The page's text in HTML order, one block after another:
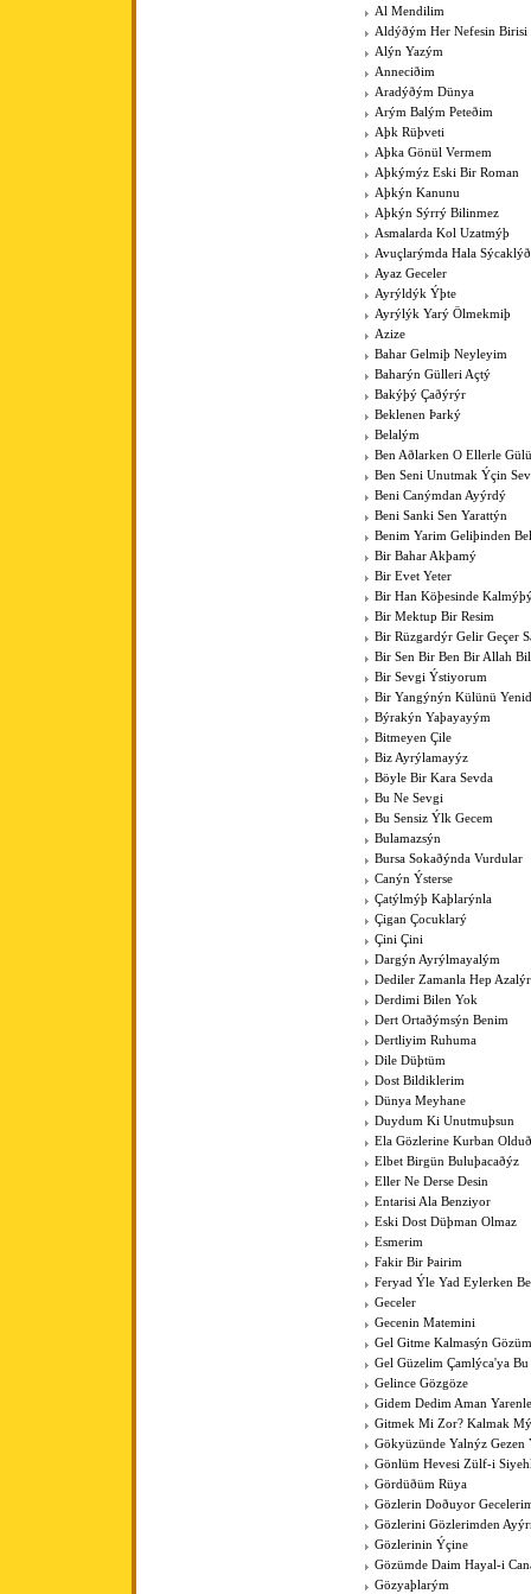
Al Mendilim
Aldýðým Her Nefesin Birisi
Alýn Yazým
Anneciðim
Aradýðým Dünya
Arým Balým Peteðim
Aþk Rüþveti
Aþka Gönül Vermem
Aþkýmýz Eski Bir Roman
Aþkýn Kanunu
Aþkýn Sýrrý Bilinmez
Asmalarda Kol Uzatmýþ
Avuçlarýmda Hala
Ayaz Geceler
Ayrýldýk Ýþte
Ayrýlýk Yarý Ölmekmiþ
Azize
Bahar Gelmiþ Neyleyim
Baharýn Gülleri Açtý
Bakýþý Çaðýrýr
Beklenen Þarký
Belalým
Ben Aðlarken O Ellerle
Ben Seni Unutmak Ýçin
Beni Canýmdan Ayýrdý
Beni Sanki Sen Yarattýn
Benim Yarim Geliþinden
Bir Bahar Akþamý
Bir Evet Yeter
Bir Han Köþesinde
Bir Mektup Bir Resim
Bir Rüzgardýr Gelir Geçer
Bir Sen Bir Ben Bir Allah
Bir Sevgi Ýstiyorum
Bir Yangýnýn Külünü
Býrakýn Yaþayayým
Bitmeyen Çile
Biz Ayrýlamayýz
Böyle Bir Kara Sevda
Bu Ne Sevgi
Bu Sensiz Ýlk Gecem
Bulamazsýn
Bursa Sokaðýnda Vurdular
Canýn Ýsterse
Çatýlmýþ Kaþlarýnla
Çigan Çocuklarý
Çini Çini
Dargýn Ayrýlmayalým
Dediler Zamanla Hep
Derdimi Bilen Yok
Dert Ortaðýmsýn Benim
Dertliyim Ruhuma
Dile Düþtüm
Dost Bildiklerim
Dünya Meyhane
Duydum Ki Unutmuþsun
Ela Gözlerine Kurban
Elbet Birgün Buluþacaðýz
Eller Ne Derse Desin
Entarisi Ala Benziyor
Eski Dost Düþman Olmaz
Esmerim
Fakir Bir Þairim
Feryad Ýle Yad Eylerken
Geceler
Gecenin Matemini
Gel Gitme Kalmasýn
Gel Güzelim Çamlýca'ya Bu
Gelince Gözgöze
Gidem Dedim Aman
Gitmek Mi Zor? Kalmak
Gökyüzünde Yalnýz Gezen
Gönlüm Hevesi Zülf-i
Gördüðüm Rüya
Gözlerin Doðuyor
Gözlerini Gözlerimden
Gözlerinin Ýçine
Gözümde Daim Hayal-i
Gözyaþlarým